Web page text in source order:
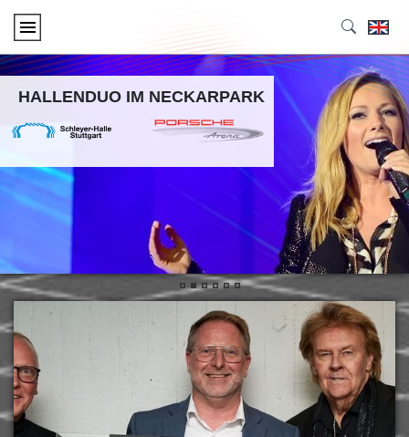
HALLENDUO IM NECKARPARK
• • • • • •